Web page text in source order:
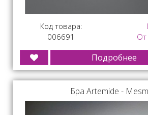
Код товара:
006691
Подробнее
Бра Artemide -